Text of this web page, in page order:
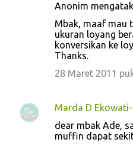
Anonim
Mbak, maaf mau
ukuran loyang
konversikan ke
Thanks.
28 Maret 2011
Marda D
dear mbak Ade,
muffin dapat